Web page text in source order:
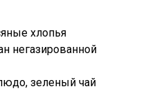
хлопья
негазированной
зеленый чай